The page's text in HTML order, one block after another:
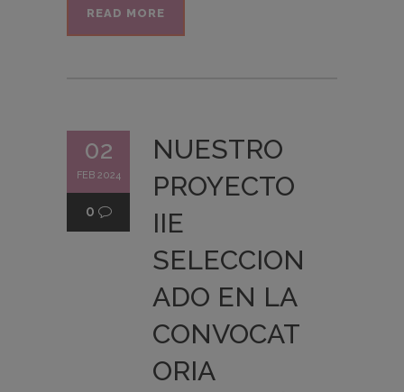
READ MORE
02
FEB 2024
0
NUESTRO
PROYECTO
IIE
SELECCION
ADO EN LA
CONVOCAT
ORIA